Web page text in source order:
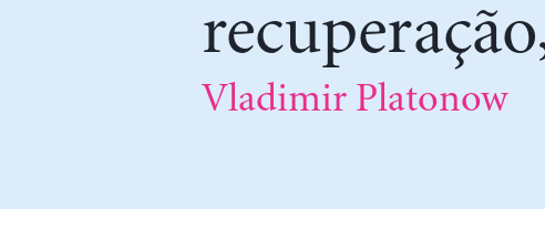
Vladimir Platonow